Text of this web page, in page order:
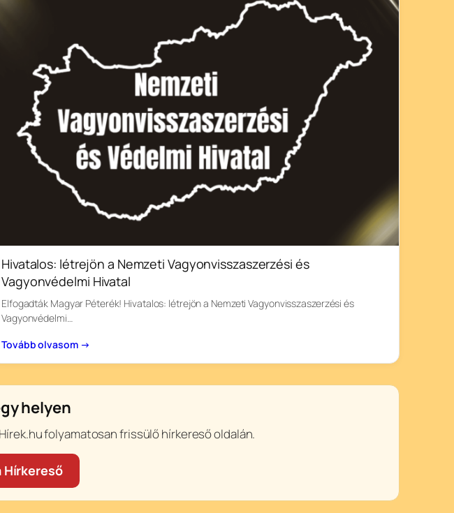
Hivatalos: létrejön a Nemzeti Vagyonvisszaszerzési és
Vagyonvédelmi Hivatal
Elfogadták Magyar Péterék! Hivatalos: létrejön a Nemzeti Vagyonvisszaszerzési és
Vagyonvédelmi…
Tovább olvasom →
helyen
folyamatosan frissülő hírkereső oldalán.
Hírkereső